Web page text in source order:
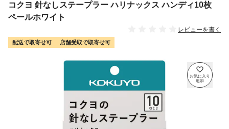
コクヨ 針なしステープラー ハリナックス ハンディ10枚
ペールホワイト
レビューを書く
配送で取寄せ可 店舗受取で取寄せ可